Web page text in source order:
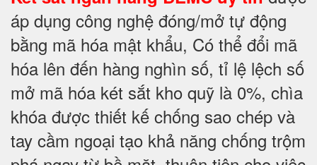
áp dụng công nghệ đóng/mở tự động
bằng mã hóa mật khẩu, Có thể đổi mã
hóa lên đến hàng nghìn số, tỉ lệ lệch số
mở mã hóa két sắt kho quỹ là 0%, chìa
khóa được thiết kế chống sao chép và
tay cầm ngoại tạo khả năng chống trộm